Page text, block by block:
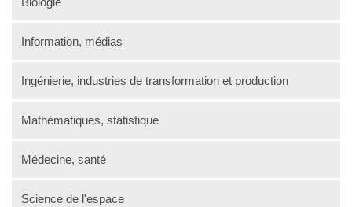
Information, médias
Ingénierie, industries de transformation et production
Mathématiques, statistique
Médecine, santé
Science de l'espace